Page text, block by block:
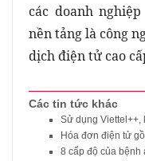
các doanh
nền tảng là công
dịch điện tử cao
Các tin tức khác
Sử dụng
Hóa đơn điện tử
8 cấp độ của bệnh